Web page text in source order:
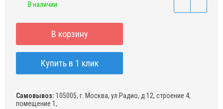
В наличии
В корзину
Купить в 1 клик
Самовывоз: 105005, г. Москва, ул.Радио, д.12, строение 4,
помещение 1,